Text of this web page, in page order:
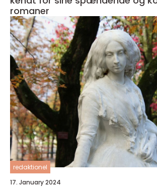
romaner
redaktionel
17. January 2024